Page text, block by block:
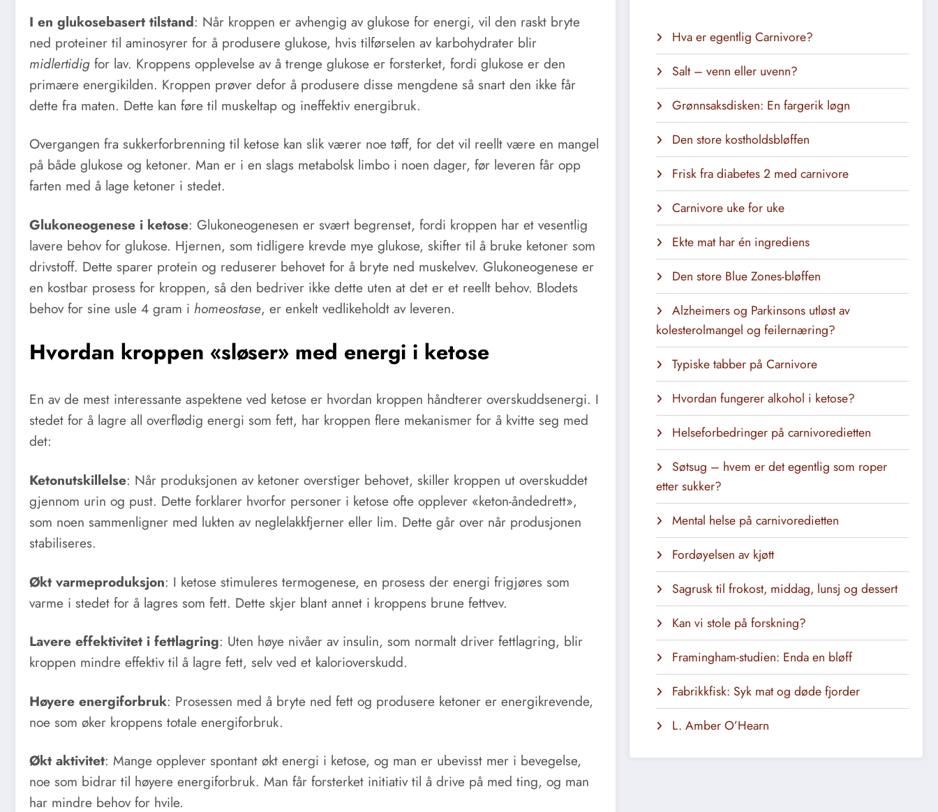
I en glukosebasert tilstand: Når kroppen er avhengig av glukose for energi, vil den raskt bryte
ned proteiner til aminosyrer for å produsere glukose, hvis tilførselen av karbohydrater blir
midlertidig for lav. Kroppens opplevelse av å trenge glukose er forsterket, fordi glukose er den
primære energikilden. Kroppen prøver defor å produsere disse mengdene så snart den ikke får
dette fra maten. Dette kan føre til muskeltap og ineffektiv energibruk.
Overgangen fra sukkerforbrenning til ketose kan slik værer noe tøff, for det vil reellt være en mangel
på både glukose og ketoner. Man er i en slags metabolsk limbo i noen dager, før leveren får opp
farten med å lage ketoner i stedet.
Glukoneogenese i ketose: Glukoneogenesen er svært begrenset, fordi kroppen har et vesentlig
lavere behov for glukose. Hjernen, som tidligere krevde mye glukose, skifter til å bruke ketoner som
drivstoff. Dette sparer protein og reduserer behovet for å bryte ned muskelvev. Glukoneogenese er
en kostbar prosess for kroppen, så den bedriver ikke dette uten at det er et reellt behov. Blodets
behov for sine usle 4 gram i homeostase, er enkelt vedlikeholdt av leveren.
Hvordan kroppen «sløser» med energi i ketose
En av de mest interessante aspektene ved ketose er hvordan kroppen håndterer overskuddsenergi. I
stedet for å lagre all overflødig energi som fett, har kroppen flere mekanismer for å kvitte seg med
det:
Ketonutskillelse: Når produksjonen av ketoner overstiger behovet, skiller kroppen ut overskuddet
gjennom urin og pust. Dette forklarer hvorfor personer i ketose ofte opplever «keton-åndedrett»,
som noen sammenligner med lukten av neglelakkfjerner eller lim. Dette går over når produsjonen
stabiliseres.
Økt varmeproduksjon: I ketose stimuleres termogenese, en prosess der energi frigjøres som
varme i stedet for å lagres som fett. Dette skjer blant annet i kroppens brune fettvev.
Lavere effektivitet i fettlagring: Uten høye nivåer av insulin, som normalt driver fettlagring, blir
kroppen mindre effektiv til å lagre fett, selv ved et kalorioverskudd.
Høyere energiforbruk: Prosessen med å bryte ned fett og produsere ketoner er energikrevende,
noe som øker kroppens totale energiforbruk.
Økt aktivitet: Mange opplever spontant økt energi i ketose, og man er ubevisst mer i bevegelse,
noe som bidrar til høyere energiforbruk. Man får forsterket initiativ til å drive på med ting, og man
har mindre behov for hvile.
Hva er egentlig Carnivore?
Salt – venn eller uvenn?
Grønnsaksdisken: En fargerik løgn
Den store kostholdsbløffen
Frisk fra diabetes 2 med carnivore
Carnivore uke for uke
Ekte mat har én ingrediens
Den store Blue Zones-bløffen
Alzheimers og Parkinsons utløst av
kolesterolmangel og feilernæring?
Typiske tabber på Carnivore
Hvordan fungerer alkohol i ketose?
Helseforbedringer på carnivoredietten
Søtsug – hvem er det egentlig som roper
etter sukker?
Mental helse på carnivoredietten
Fordøyelsen av kjøtt
Sagrusk til frokost, middag, lunsj og dessert
Kan vi stole på forskning?
Framingham-studien: Enda en bløff
Fabrikkfisk: Syk mat og døde fjorder
L. Amber O’Hearn